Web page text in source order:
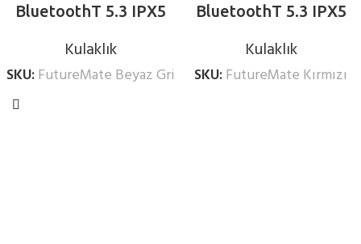
BluetoothT 5.3 IPX5
Mikrofonlu Kablosuz
ENC Kulak İçi Kulaklık
Kulaklık
SKU:FutureMate Beyaz Gri
BluetoothT 5.3 IPX5
Mikrofonlu Kablosuz
ENC Kulak İçi Kulaklık
Kulaklık
SKU:FutureMate Kırmızı